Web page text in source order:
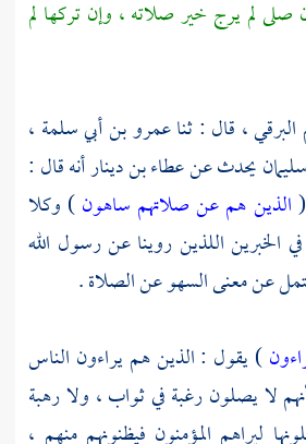
صلى لم يرج خير صلاته ، وإن تركها لم
، قال : ثناعمرو بن أبي سلمة ،
يحدث عنعطاء بن دينارأنه قال :
الذين هم عن صلاتهم ساهون) وكلا
الخبرين اللذين روينا عن رسول الله
عن معنى السهو عن الصلاة .
) يقول : الذين هم يراءون الناس
لا يصلون رغبة في ثواب ، ولا رهبة
ليراهم المؤمنون فيظنونهم منهم ،